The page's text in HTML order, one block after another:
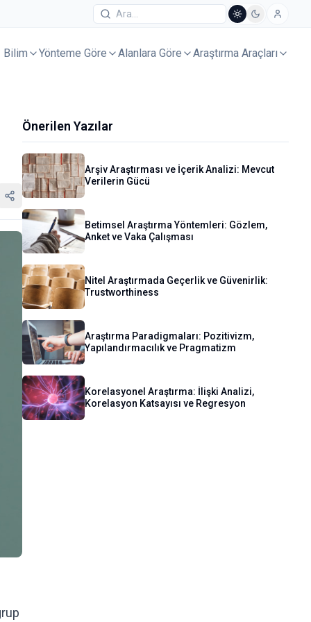
Bilim Yönteme Göre Alanlara Göre Araştırma Araçları
Önerilen Yazılar
Arşiv Araştırması ve İçerik Analizi: Mevcut
Verilerin Gücü
Betimsel Araştırma Yöntemleri: Gözlem,
Anket ve Vaka Çalışması
Nitel Araştırmada Geçerlik ve Güvenirlik:
Trustworthiness
Araştırma Paradigmaları: Pozitivizm,
Yapılandırmacılık ve Pragmatizm
Korelasyonel Araştırma: İlişki Analizi,
Korelasyon Katsayısı ve Regresyon